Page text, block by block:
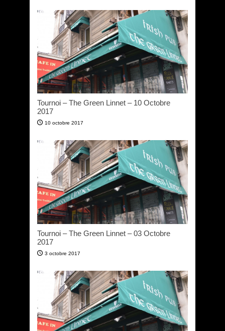
Tournoi – The Green Linnet – 10 Octobre
2017
10 octobre 2017
Tournoi – The Green Linnet – 03 Octobre
2017
3 octobre 2017